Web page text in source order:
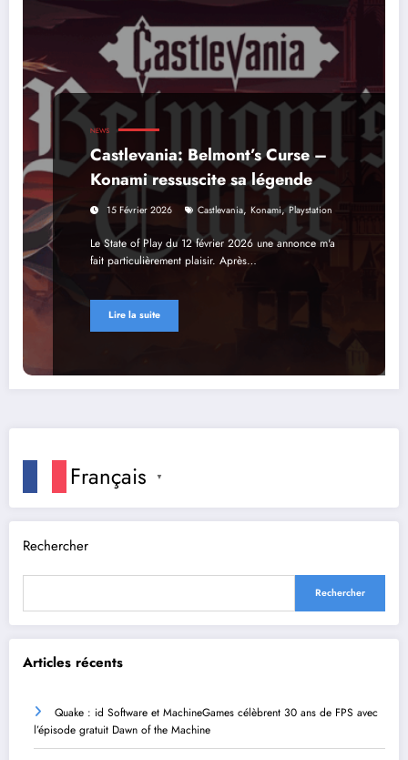
NEWS
Castlevania: Belmont’s Curse –
Konami ressuscite sa légende
15 Février 2026 Castlevania, Konami,Playstation
Le State of Play du 12 février 2026 une annonce m'a
fait particulièrement plaisir. Après…
Lire la suite
Français ▼
Rechercher
Rechercher
Articles récents
Quake : id Software et MachineGames célèbrent 30 ans de FPS avec
l’épisode gratuit Dawn of the Machine